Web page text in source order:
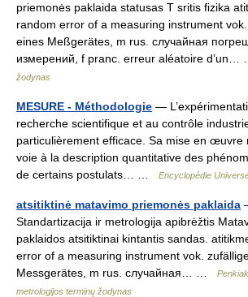
priemonės paklaida statusas T sritis fizika
random error of a measuring instrument
eines Meßgerätes, m rus. случайная
измерений, f pranc. erreur aléatoire
žodynas
MESURE - Méthodologie —
recherche scientifique et au contrôle
particulièrement efficace. Sa mise en œuvre
voie à la description quantitative des
de certains postulats… …
Encyclopédie
atsitiktinė matavimo priemonės paklaida
Standartizacija ir metrologija apibrėžtis
paklaidos atsitiktinai kintantis sandas.
error of a measuring instrument vok.
Messgerätes, m rus. случайная… …
metrologijos terminų žodynas